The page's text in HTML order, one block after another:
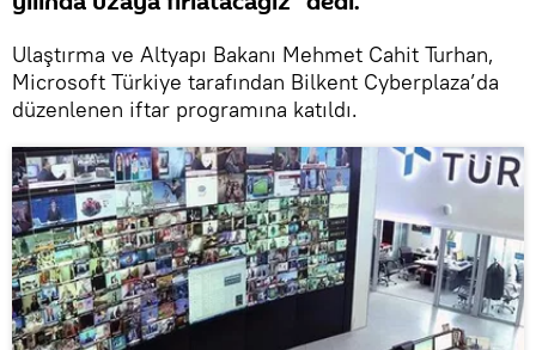
Ulaştırma ve Altyapı Bakanı Mehmet Cahit Turhan,
Microsoft Türkiye tarafından Bilkent Cyberplaza’da
düzenlenen iftar programına katıldı.